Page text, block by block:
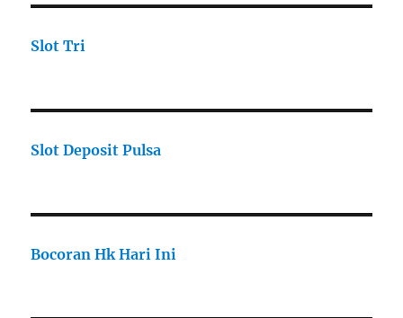
Slot Tri
Slot Deposit Pulsa
Bocoran Hk Hari Ini